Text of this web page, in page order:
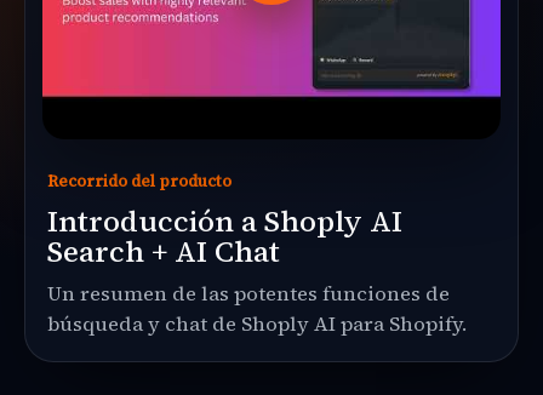
Recorrido del producto
Introducción a Shoply AI
Search + AI Chat
Un resumen de las potentes funciones de
búsqueda y chat de Shoply AI para Shopify.